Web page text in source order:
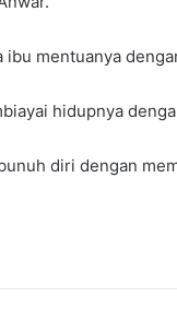
mentuanya
hidupnya
diri dengan